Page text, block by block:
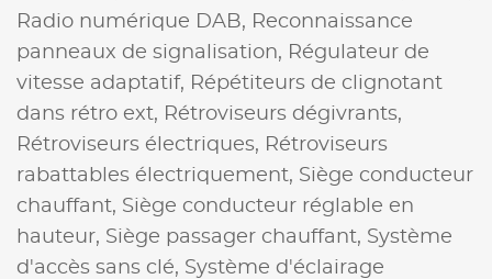
Radio numérique DAB, Reconnaissance
panneaux de signalisation, Régulateur de
vitesse adaptatif, Répétiteurs de clignotant
dans rétro ext, Rétroviseurs dégivrants,
Rétroviseurs électriques, Rétroviseurs
rabattables électriquement, Siège conducteur
chauffant, Siège conducteur réglable en
hauteur, Siège passager chauffant, Système
d'accès sans clé, Système d'éclairage